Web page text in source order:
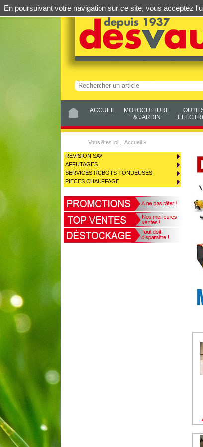
ACCUEIL
MOTOCULTURE
& JARDIN
Vous êtes ici... Accueil »
En poursuivant votre navigation sur ce site, vous acceptez
REVISION SAV
AFFUTAGES
SERVICES ROBOTS TONDEUSES
PIECES CHAUFFAGE